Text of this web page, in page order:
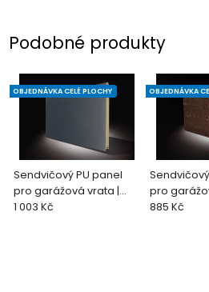
Podobné produkty
Sendvičový PU panel
pro garážová vrata |
hladký panel | antracit
OBJEDNÁVKA CELÉ PLOCHY
1 003 Kč
pro
hladký
OBJEDNÁVKA
885 Kč